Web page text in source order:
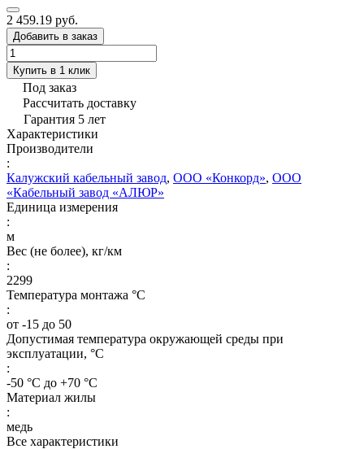
2 459.19 руб.
Добавить в заказ
Купить в 1 клик
Под заказ
Рассчитать доставку
Гарантия 5 лет
Характеристики
Производители
:
Калужский кабельный завод, ООО «Конкорд», ООО
«Кабельный завод «АЛЮР»
Единица измерения
:
м
Вес (не более), кг/км
:
2299
Температура монтажа °C
:
от -15 до 50
Допустимая температура окружающей среды при
эксплуатации, °C
:
-50 °С до +70 °С
Материал жилы
:
медь
Все характеристики